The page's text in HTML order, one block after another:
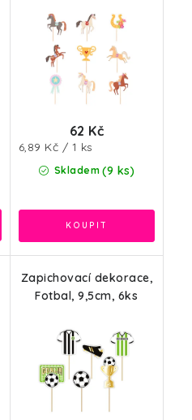
Skladem (9 ks)
62 Kč
Měrná
cena:
6,89 Kč / 1 ks
Zapichovací dekorace,
Fotbal, 9,5cm, 6ks